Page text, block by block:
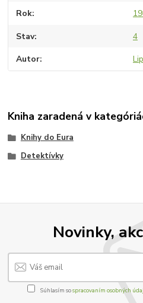
Rok
Stav 4
Autor
Kniha zaradená v
Knihy do Eura
Detektívky
Novinky,
Súhlasím sospracovaním osobných